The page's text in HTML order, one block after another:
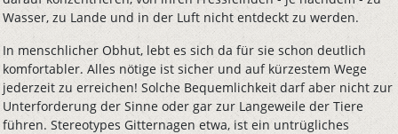
Wasser, zu Lande und in der Luft nicht entdeckt zu werden.
In menschlicher Obhut, lebt es sich da für sie schon deutlich
komfortabler. Alles nötige ist sicher und auf kürzestem Wege
jederzeit zu erreichen! Solche Bequemlichkeit darf aber nicht zur
Unterforderung der Sinne oder gar zur Langeweile der Tiere
führen. Stereotypes Gitternagen etwa, ist ein untrügliches